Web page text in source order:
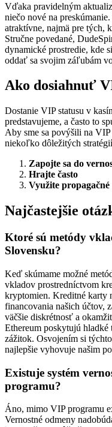
Vďaka pravidelným
niečo nové na
atraktívne, najmä pre tých,
Stručne povedané,
dynamické prostredie, kde
oddať sa svojim záľubám
Ako dosiahnuť
Dostanie VIP statusu v
predstavujeme, a často to
Aby sme sa povýšili na VIP
niekoľko dôležitých
Zapojte sa do
Hrajte často
Využite propagačné
Najčastejšie
Ktoré sú metódy
Slovensku?
Keď skúmame možné
vkladov prostredníctvom
kryptomien. Kreditné karty
financovania našich účtov,
väčšie diskrétnosť a
Ethereum poskytujú hladké
zážitok. Osvojením si
najlepšie vyhovuje našim
Existuje systém
programu?
Áno, mimo VIP programu
Vernostné odmeny